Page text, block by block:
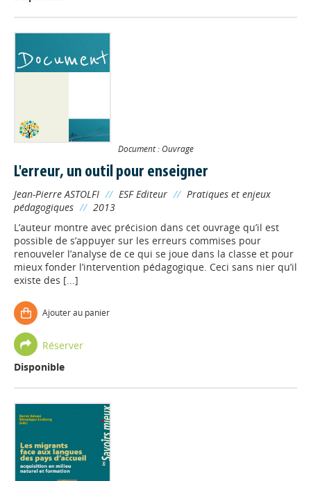
Document : Ouvrage
L'erreur, un outil pour enseigner
Jean-Pierre ASTOLFI // ESF Editeur // Pratiques et enjeux
pédagogiques // 2013
L’auteur montre avec précision dans cet ouvrage qu’il est
possible de s’appuyer sur les erreurs commises pour
renouveler l’analyse de ce qui se joue dans la classe et pour
mieux fonder l’intervention pédagogique. Ceci sans nier qu’il
existe des [...]
Ajouter au panier
Réserver
Disponible